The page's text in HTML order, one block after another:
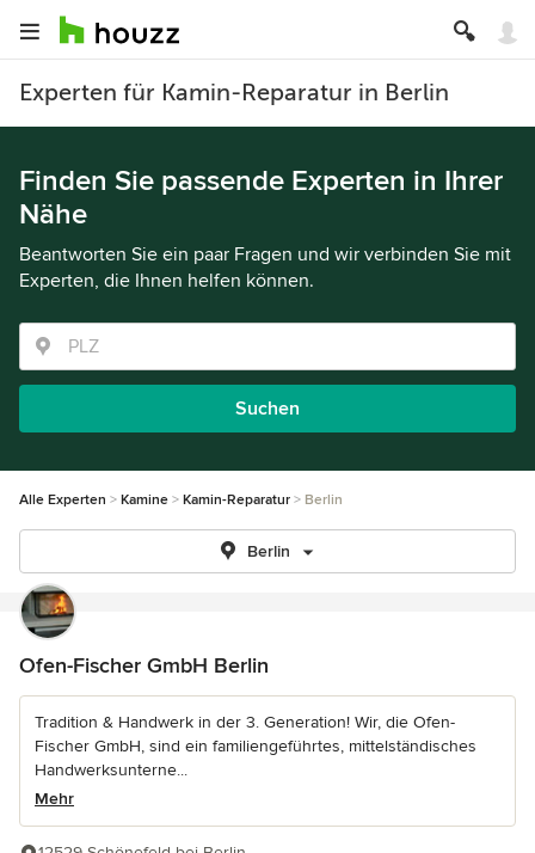
Experten für Kamin-Reparatur in Berlin
Finden Sie passende Experten in Ihrer
Nähe
Beantworten Sie ein paar Fragen und wir verbinden Sie mit
Experten, die Ihnen helfen können.
Suchen
Alle Experten Kamine Kamin-Reparatur Berlin
Berlin
Ofen-Fischer GmbH Berlin
Tradition & Handwerk in der 3. Generation! Wir, die Ofen-
Fischer GmbH, sind ein familiengeführtes, mittelständisches
Handwerksunterne...
Mehr